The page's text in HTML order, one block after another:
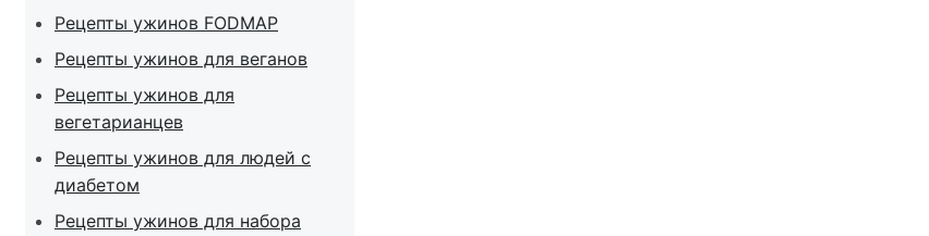
Рецепты ужинов FODMAP
Рецепты ужинов для веганов
Рецепты ужинов для
вегетарианцев
Рецепты ужинов для людей с
диабетом
Рецепты ужинов для набора